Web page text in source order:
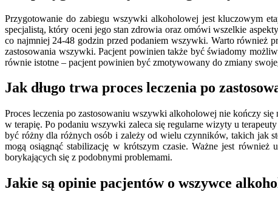
Przygotowanie do zabiegu wszywki alkoholowej jest kluczowym
specjalistą, który oceni jego stan zdrowia oraz omówi wszelkie
co najmniej 24-48 godzin przed podaniem wszywki. Warto również
zastosowania wszywki. Pacjent powinien także być świadomy
równie istotne – pacjent powinien być zmotywowany do zmiany
Jak długo trwa proces leczenia po
Proces leczenia po zastosowaniu wszywki alkoholowej nie kończy się
w terapię. Po podaniu wszywki zaleca się regularne wizyty u
być różny dla różnych osób i zależy od wielu czynników, takich jak
mogą osiągnąć stabilizację w krótszym czasie. Ważne jest
borykających się z podobnymi problemami.
Jakie są opinie pacjentów o wszywce